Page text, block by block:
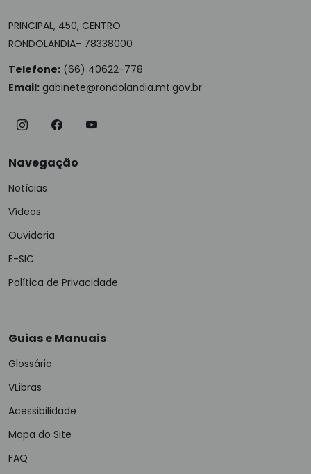
PRINCIPAL, 450, CENTRO
RONDOLANDIA- 78338000
Telefone: (66) 40622-778
Email: gabinete@rondolandia.mt.gov.br
Navegação
Notícias
Vídeos
Ouvidoria
E-SIC
Política de Privacidade
Guias e Manuais
Glossário
VLibras
Acessibilidade
Mapa do Site
FAQ